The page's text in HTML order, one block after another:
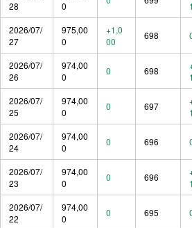
28
0
1
2026/07/
27
975,00
0
+1,0
00
698
2026/07/
26
974,00
0
0 698
1
2026/07/
25
974,00
0
0 697
1
2026/07/
24
974,00
0
0 696
2026/07/
23
974,00
0
0 696
1
2026/07/
22
974,00
0
0 695